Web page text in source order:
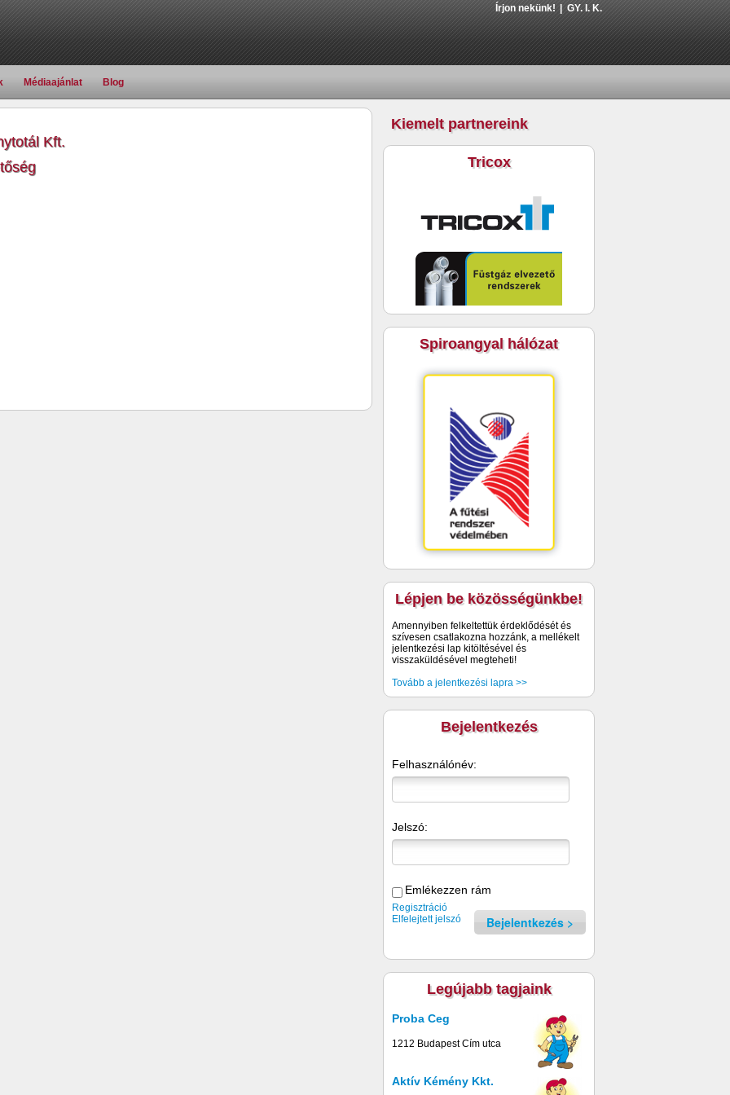
Médiaajánlat Blog
Írjon nekünk! GY. I. K.
Kft.
Kiemelt partnereink
Tricox
Spiroangyal hálózat
Lépjen be közösségünkbe!
Amennyiben felkeltettük érdeklődését és
szívesen csatlakozna hozzánk, a mellékelt
jelentkezési lap kitöltésével és
visszaküldésével megteheti!
Tovább a jelentkezési lapra >>
Bejelentkezés
Felhasználónév:
Jelszó:
Emlékezzen rám
Bejelentkezés
Regisztráció
Elfelejtett jelszó
Legújabb tagjaink
Proba Ceg
1212 Budapest Cím utca
Aktív Kémény Kkt.